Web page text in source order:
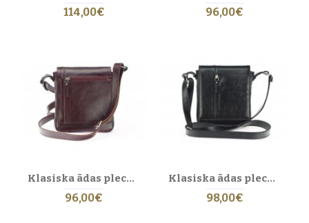
Vai vīriešu ādas soma ir laba dāvana?
114,00€ 96,00€
Klasiska ādas plecu soma. 35 BL-0-2BG
96,00€
Klasiska ādas plecu soma. 36 BL-0-1BG
98,00€